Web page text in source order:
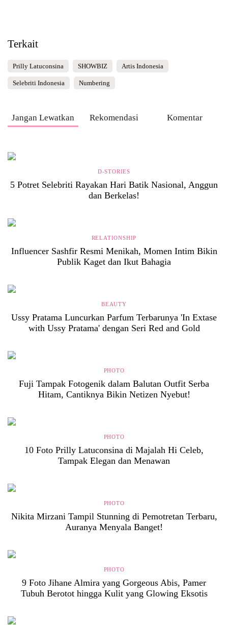
Terkait
Prilly Latuconsina SHOWBIZ Artis Indonesia
Selebriti Indonesia Numbering
Jangan Lewatkan Rekomendasi Komentar
D-STORIES
5 Potret Selebriti Rayakan Hari Batik Nasional, Anggun
dan Berkelas!
RELATIONSHIP
Influencer Sashfir Resmi Menikah, Momen Intim Bikin
Publik Kaget dan Ikut Bahagia
BEAUTY
Ussy Pratama Luncurkan Parfum Terbarunya 'In Extase
with Ussy Pratama' dengan Seri Red and Gold
PHOTO
Fuji Tampak Fotogenik dalam Balutan Outfit Serba
Hitam, Cantiknya Bikin Netizen Nyebut!
PHOTO
10 Foto Prilly Latuconsina di Majalah Hi Celeb,
Tampak Elegan dan Menawan
PHOTO
Nikita Mirzani Tampil Stunning di Pemotretan Terbaru,
Auranya Menyala Banget!
PHOTO
9 Foto Jihane Almira yang Gorgeous Abis, Pamer
Tubuh Berotot hingga Kulit yang Glowing Eksotis